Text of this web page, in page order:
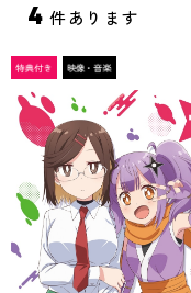
4 件あります